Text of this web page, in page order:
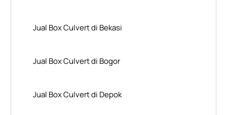
Jual Box Culvert di Bekasi
Jual Box Culvert di Bogor
Jual Box Culvert di Depok